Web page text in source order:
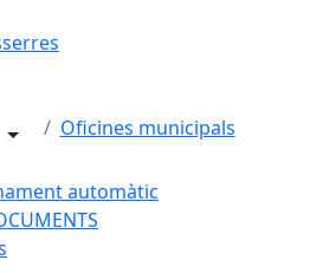
Oficines municipals
automàtic